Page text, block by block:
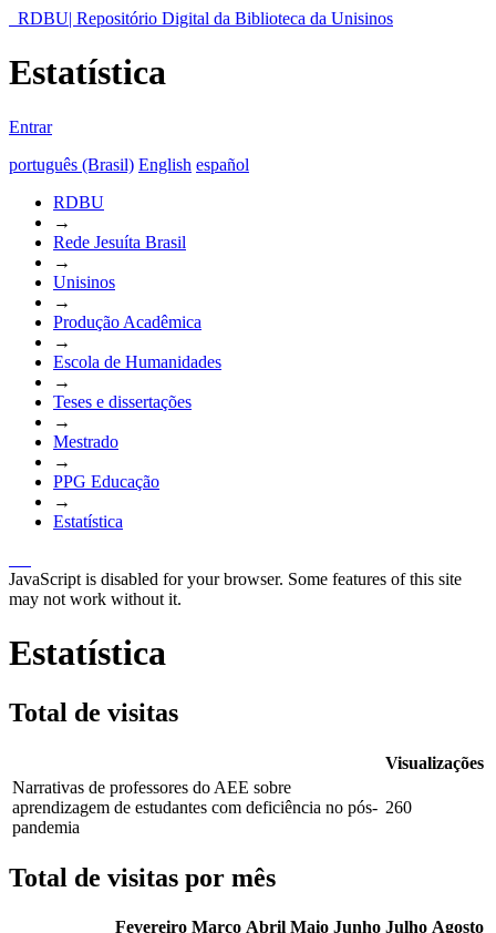
RDBU| Repositório Digital da Biblioteca da Unisinos
Estatística
Entrar
português (Brasil) English español
RDBU
→
Rede Jesuíta Brasil
→
Unisinos
→
Produção Acadêmica
→
Escola de Humanidades
→
Teses e dissertações
→
Mestrado
→
PPG Educação
→
Estatística
JavaScript is disabled for your browser. Some features of this site
may not work without it.
Estatística
Total de visitas
Visualizações
Narrativas de professores do AEE sobre
aprendizagem de estudantes com deficiência no pós-
pandemia
260
Total de visitas por mês
Fevereiro Março Abril Maio Junho Julho Agosto